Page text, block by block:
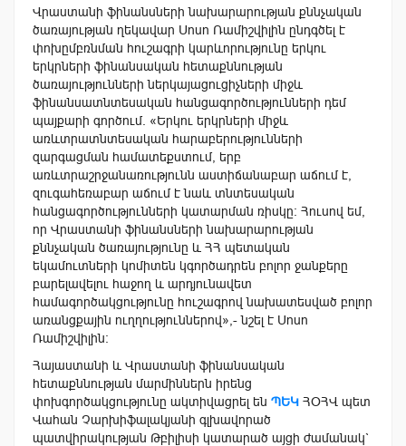
Վրաստանի ֆինանսների նախարարության քննչական
ծառայության ղեկավար Սոսո Ռամիշվիլին ընդգծել է
փոխըմբռնման հուշագրի կարևորությունը երկու
երկրների ֆինանսական հետաքննության
ծառայությունների ներկայացուցիչների միջև
ֆինանսատնտեսական հանցագործությունների դեմ
պայքարի գործում. «Երկու երկրների միջև
առևտրատնտեսական հարաբերությունների
զարգացման համատեքստում, երբ
առևտրաշրջանառությունն աստիճանաբար աճում է,
զուգահեռաբար աճում է նաև տնտեսական
հանցագործությունների կատարման ռիսկը։ Հուսով եմ,
որ Վրաստանի ֆինանսների նախարարության
քննչական ծառայությունը և ՀՀ պետական
եկամուտների կոմիտեն կգործադրեն բոլոր ջանքերը
բարելավելու հաջող և արդյունավետ
համագործակցությունը հուշագրով նախատեսված բոլոր
առանցքային ուղղություններով»,- նշել է Սոսո
Ռամիշվիլին:
Հայաստանի և Վրաստանի ֆինանսական
հետաքննության մարմիններն իրենց
փոխգործակցությունը ակտիվացրել են ՊԵԿ ՀՕՀՎ պետ
Վահան Չարխիֆալակյանի գլխավորած
պատվիրակության Թբիլիսի կատարած այցի ժամանակ`